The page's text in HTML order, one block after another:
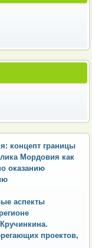
концепт границы
Мордовия как
оказанию
аспекты
проектов,